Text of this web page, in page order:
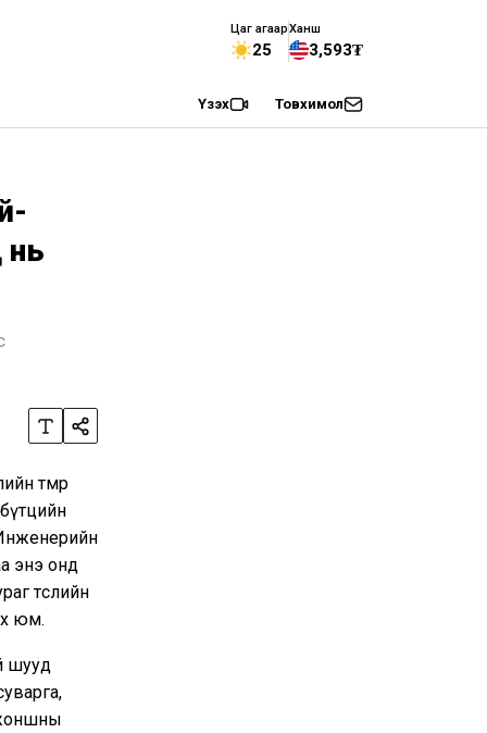
Цаг агаар
25
Ханш
3,593₮
Үзэх Товхимол
нь
төмөр
Инженерийн
энэ онд
төслийн
юм.
шууд
жоншны